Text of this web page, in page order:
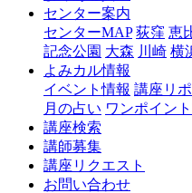
センター案内
センターMAP 荻窪 恵
記念公園 大森 川崎 横
よみカル情報
イベント情報 講座リ
月の占い ワンポイン
講座検索
講師募集
講座リクエスト
お問い合わせ